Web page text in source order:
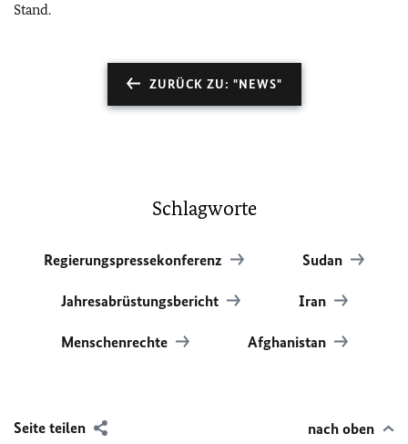
Stand.
ZURÜCK ZU: "NEWS"
Schlagworte
Regierungspressekonferenz Sudan
Jahresabrüstungsbericht Iran
Menschenrechte Afghanistan
Seite teilen nach oben